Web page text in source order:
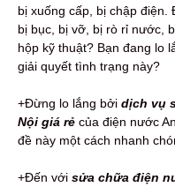
bị xuống cấp, bị chập điện.
bị bục, bị vỡ, bị rò rỉ nước,
hộp kỹ thuật? Bạn đang lo
giải quyết tình trạng này?
+Đừng lo lắng bởi dịch vụ
Nội giá rẻ của điện nước
đề này một cách nhanh
+Đến với sửa chữa điện